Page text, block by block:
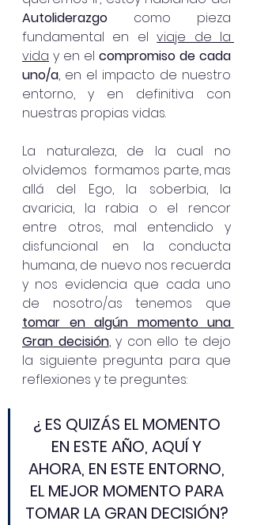
Autoliderazgo como pieza
fundamental en el viaje de la
vida y en el compromiso de cada
uno/a, en el impacto de nuestro
entorno, y en definitiva con
nuestras propias vidas.
La naturaleza, de la cual no
olvidemos  formamos parte, mas
allá del Ego, la soberbia, la
avaricia, la rabia o el rencor
entre otros, mal entendido y
disfuncional en la conducta
humana, de nuevo nos recuerda
y nos evidencia que cada uno
tomar en algún momento una
Gran decisión, y con ello te dejo
la siguiente pregunta para que
reflexiones y te preguntes:
¿ ES QUIZÁS EL MOMENTO
EN ESTE AÑO, AQUÍ Y
AHORA, EN ESTE ENTORNO,
EL MEJOR MOMENTO PARA
TOMAR LA GRAN DECISIÓN?